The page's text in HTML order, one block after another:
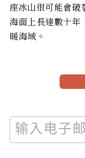
座冰山很可能會破
海面上長達數十年
暖海域。